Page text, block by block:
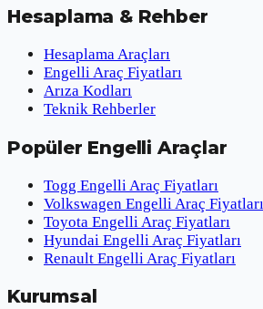
Hesaplama & Rehber
Hesaplama Araçları
Engelli Araç Fiyatları
Arıza Kodları
Teknik Rehberler
Popüler Engelli Araçlar
Togg Engelli Araç Fiyatları
Volkswagen Engelli Araç Fiyatları
Toyota Engelli Araç Fiyatları
Hyundai Engelli Araç Fiyatları
Renault Engelli Araç Fiyatları
Kurumsal